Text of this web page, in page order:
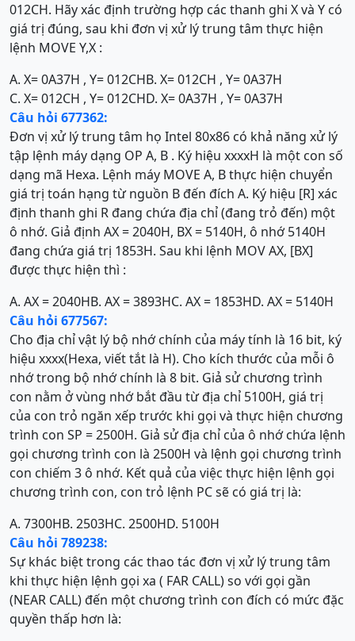
012CH. Hãy xác định trường hợp các thanh ghi X và Y có
giá trị đúng, sau khi đơn vị xử lý trung tâm thực hiện
lệnh MOVE Y,X :
A. X= 0A37H , Y= 012CHB. X= 012CH , Y= 0A37H
C. X= 012CH , Y= 012CHD. X= 0A37H , Y= 0A37H
Câu hỏi 677362:
Đơn vị xử lý trung tâm họ Intel 80x86 có khả năng xử lý
tập lệnh máy dạng OP A, B . Ký hiệu xxxxH là một con số
dạng mã Hexa. Lệnh máy MOVE A, B thực hiện chuyển
giá trị toán hạng từ nguồn B đến đích A. Ký hiệu [R] xác
định thanh ghi R đang chứa địa chỉ (đang trỏ đến) một
ô nhớ. Giả định AX = 2040H, BX = 5140H, ô nhớ 5140H
đang chứa giá trị 1853H. Sau khi lệnh MOV AX, [BX]
được thực hiện thì :
A. AX = 2040HB. AX = 3893HC. AX = 1853HD. AX = 5140H
Câu hỏi 677567:
Cho địa chỉ vật lý bộ nhớ chính của máy tính là 16 bit, ký
hiệu xxxx(Hexa, viết tắt là H). Cho kích thước của mỗi ô
nhớ trong bộ nhớ chính là 8 bit. Giả sử chương trình
con nằm ở vùng nhớ bắt đầu từ địa chỉ 5100H, giá trị
của con trỏ ngăn xếp trước khi gọi và thực hiện chương
trình con SP = 2500H. Giả sử địa chỉ của ô nhớ chứa lệnh
gọi chương trình con là 2500H và lệnh gọi chương trình
con chiếm 3 ô nhớ. Kết quả của việc thực hiện lệnh gọi
chương trình con, con trỏ lệnh PC sẽ có giá trị là:
A. 7300HB. 2503HC. 2500HD. 5100H
Câu hỏi 789238:
Sự khác biệt trong các thao tác đơn vị xử lý trung tâm
khi thực hiện lệnh gọi xa ( FAR CALL) so với gọi gần
(NEAR CALL) đến một chương trình con đích có mức đặc
quyền thấp hơn là: